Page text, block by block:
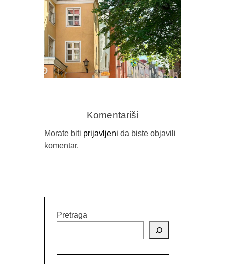
GORAN SARIĆ, “IDILA (NEĆU DA
Komentariši
Morate biti prijavljeni da biste objavili
komentar.
Pretraga